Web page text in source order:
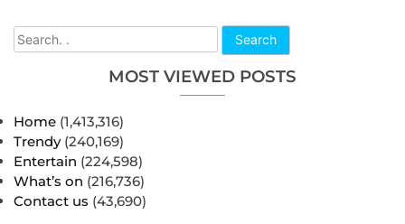
Search
MOST VIEWED POSTS
Home (1,413,316)
Trendy (240,169)
Entertain (224,598)
What’s on (216,736)
Contact us (43,690)